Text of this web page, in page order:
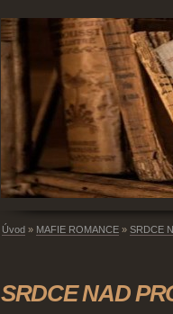
Úvod » MAFIE ROMANCE » SRDCE
SRDCE NAD